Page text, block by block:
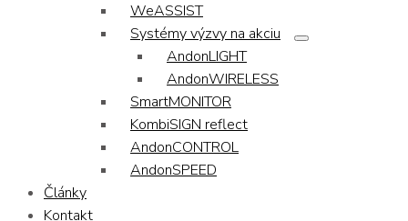
WeASSIST
Systémy výzvy na akciu
AndonLIGHT
AndonWIRELESS
SmartMONITOR
KombiSIGN reflect
AndonCONTROL
AndonSPEED
Články
Kontakt